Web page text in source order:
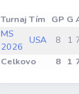
Turnaj Tím GP G
MS
2026
USA 8 1
Celkovo
8 1